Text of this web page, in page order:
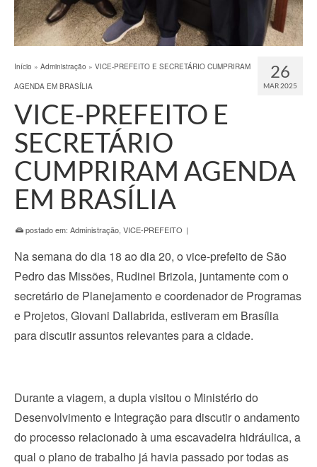
26
MAR 2025
Início » Administração » VICE-PREFEITO E SECRETÁRIO CUMPRIRAM
AGENDA EM BRASÍLIA
VICE-PREFEITO E
SECRETÁRIO
CUMPRIRAM AGENDA
EM BRASÍLIA
postado em: Administração, VICE-PREFEITO |
Na semana do dia 18 ao dia 20, o vice-prefeito de São
Pedro das Missões, Rudinei Brizola, juntamente com o
secretário de Planejamento e coordenador de Programas
e Projetos, Giovani Dallabrida, estiveram em Brasília
para discutir assuntos relevantes para a cidade.
Durante a viagem, a dupla visitou o Ministério do
Desenvolvimento e Integração para discutir o andamento
do processo relacionado à uma escavadeira hidráulica, a
qual o plano de trabalho já havia passado por todas as